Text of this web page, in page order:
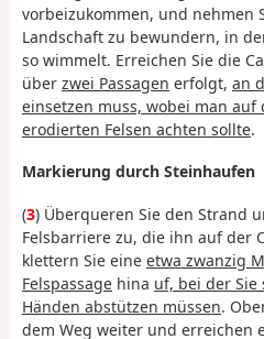
vorbeizukommen, und nehmen
Landschaft zu bewundern, in
so wimmelt. Erreichen Sie die
über zwei Passagen erfolgt, an
einsetzen muss, wobei man
erodierten Felsen achten sollte.
Markierung durch Steinhaufen
(3) Überqueren Sie den Strand
Felsbarriere zu, die ihn auf der
klettern Sie eine etwa zwanzig
Felspassage hina uf, bei der
Händen abstützen müssen.
dem Weg weiter und erreichen